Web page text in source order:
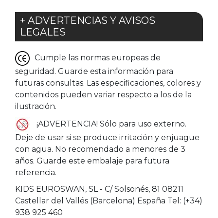
+ ADVERTENCIAS Y AVISOS
LEGALES
Cumple las normas europeas de
seguridad. Guarde esta información para
futuras consultas. Las especificaciones, colores y
contenidos pueden variar respecto a los de la
ilustración.
¡ADVERTENCIA! Sólo para uso externo.
Deje de usar si se produce irritación y enjuague
con agua. No recomendado a menores de 3
años. Guarde este embalaje para futura
referencia.
KIDS EUROSWAN, SL - C/ Solsonés, 81 08211
Castellar del Vallés (Barcelona) España Tel: (+34)
938 925 460